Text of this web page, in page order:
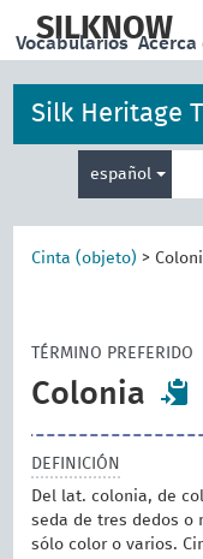
main
SILKNOW
Vocabularios Acerca
Silk Heritage
español
Cinta (objeto) >
TÉRMINO PREFERIDO
Colonia
DEFINICIÓN
Del lat. colonia, de
seda de tres dedos o
sólo color o varios.